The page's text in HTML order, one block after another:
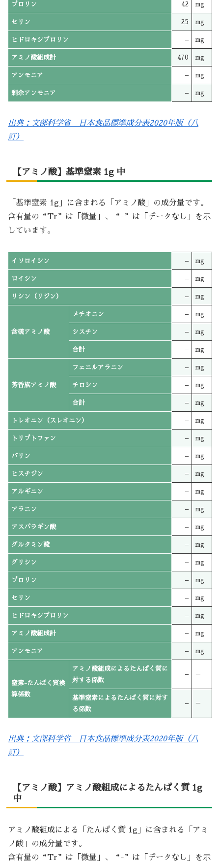
プロリン 42 mg
セリン 25 mg
ヒドロキシプロリン – mg
アミノ酸組成計 470 mg
アンモニア – mg
剰余アンモニア – mg
出典：文部科学省 日本食品標準成分表2020年版（八
訂）
【アミノ酸】基準窒素 1g 中
「基準窒素 1g」に含まれる「アミノ酸」の成分量です。
含有量の“Tr”は「微量」、“-”は「データなし」を示
しています。
イソロイシン – mg
ロイシン – mg
リシン（リジン） – mg
含硫アミノ酸
メチオニン – mg
シスチン – mg
合計 – mg
芳香族アミノ酸
フェニルアラニン – mg
チロシン – mg
合計 – mg
トレオニン（スレオニン） – mg
トリプトファン – mg
バリン – mg
ヒスチジン – mg
アルギニン – mg
アラニン – mg
アスパラギン酸 – mg
グルタミン酸 – mg
グリシン – mg
プロリン – mg
セリン – mg
ヒドロキシプロリン – mg
アミノ酸組成計 – mg
アンモニア – mg
窒素-たんぱく質換
算係数
アミノ酸組成によるたんぱく質に
対する係数
– －
基準窒素によるたんぱく質に対す
る係数
– －
出典：文部科学省 日本食品標準成分表2020年版（八
訂）
【アミノ酸】アミノ酸組成によるたんぱく質 1g
中
アミノ酸組成による「たんぱく質 1g」に含まれる「アミ
ノ酸」の成分量です。
含有量の“Tr”は「微量」、“-”は「データなし」を示